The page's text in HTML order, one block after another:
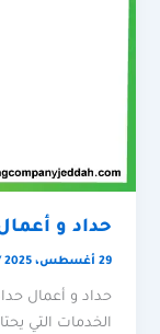
حداد و
29 أغسطس، 2025
حداد و أعمال
الخدمات التي